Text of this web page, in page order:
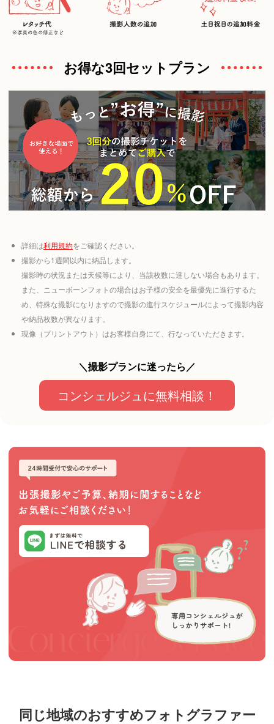
お得な3回セットプラン
詳細は利用規約をご確認ください。
撮影から1週間以内に納品します。
撮影時の状況または天候等により、当該枚数に達しない場合もあります。
また、ニューボーンフォトの場合はお子様の安全を最優先に進行するた
め、特殊な撮影になりますので撮影の進行スケジュールによって撮影内容
や納品枚数が異なります。
現像（プリントアウト）はお客様自身にて、行なっていただきます。
＼撮影プランに迷ったら／
コンシェルジュに無料相談！
同じ地域のおすすめフォトグラファー